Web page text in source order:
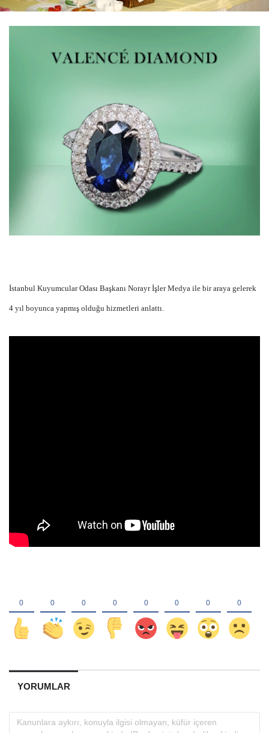
İstanbul Kuyumcular Odası Başkanı Norayr İşler Medya ile bir araya gelerek
4 yıl boyunca yapmış olduğu hizmetleri anlattı.
YORUMLAR